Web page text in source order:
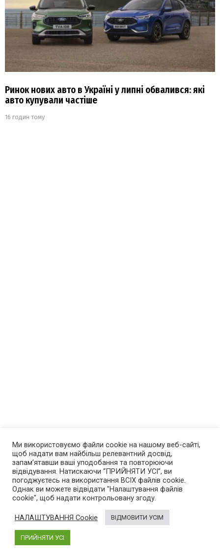
Ринок нових авто в Україні у липні обвалився: які
авто купували частіше
16 годин тому
Ми використовуємо файли cookie на нашому веб-сайті,
щоб надати вам найбільш релевантний досвід,
запам’ятавши ваші уподобання та повторюючи
відвідування. Натискаючи “ПРИЙНЯТИ УСІ”, ви
погоджуєтесь на використання ВСІХ файлів cookie.
Однак ви можете відвідати "Налаштування файлів
cookie", щоб надати контрольовану згоду.
НАЛАШТУВАННЯ Cookie ВІДМОВИТИ УСІМ
ПРИЙНЯТИ УСІ